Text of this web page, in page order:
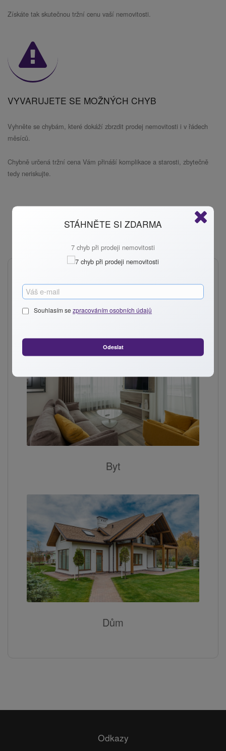
Získáte tak skutečnou tržní cenu vaší nemovitosti.
VYVARUJETE SE MOŽNÝCH CHYB
Vyhněte se chybám, které dokáží zbrzdit prodej nemovitosti i v řádech
měsíců.
Chybně určená tržní cena Vám přináší komplikace a starosti, zbytečně
tedy neriskujte.
Spočítejte si tržní hodnotu vaší nemovitosti
Vyberte typ nemovitosti:
Byt
Dům
Odkazy
STÁHNĚTE SI ZDARMA
7 chyb při prodeji nemovitosti
Souhlasím se zpracováním osobních údajů
Odeslat